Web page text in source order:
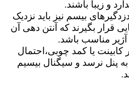
و زیبا باشند.
بیسم نیز باید نزدیک
قرار بگیرند که آنتن دهی آن
مناسب باشد.
کابینت یا کمد چوبی،احتمال
پنل نرسد و سیگنال بیسیم